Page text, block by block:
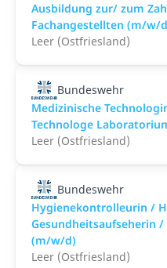
Ausbildung zur/ zum
Fachangestellten (m/w/
Leer (Ostfriesland)
Bundeswehr
Medizinische
Technologe
Leer (Ostfriesland)
Bundeswehr
Hygienekontrolleurin /
Gesundheitsaufseherin
(m/w/d)
Leer (Ostfriesland)